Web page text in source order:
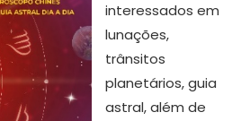
interessados em
lunações,
trânsitos
planetários, guia
astral, além de